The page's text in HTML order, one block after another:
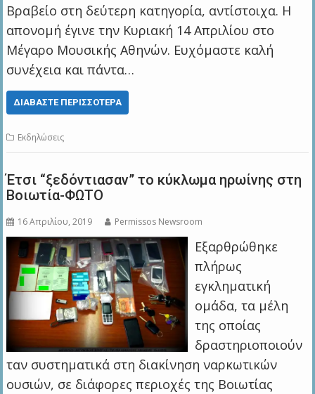
Βραβείο στη δεύτερη κατηγορία, αντίστοιχα. Η
απονομή έγινε την Κυριακή 14 Απριλίου στο
Μέγαρο Μουσικής Αθηνών. Ευχόμαστε καλή
συνέχεια και πάντα…
ΔΙΑΒΆΣΤΕ ΠΕΡΙΣΣΌΤΕΡΑ
Εκδηλώσεις
Έτσι “ξεδόντιασαν” το κύκλωμα ηρωίνης στη
Βοιωτία-ΦΩΤΟ
16 Απριλίου, 2019 Permissos Newsroom
Εξαρθρώθηκε
πλήρως
εγκληματική
ομάδα, τα μέλη
της οποίας
δραστηριοποιούν
ταν συστηματικά στη διακίνηση ναρκωτικών
ουσιών, σε διάφορες περιοχές της Βοιωτίας